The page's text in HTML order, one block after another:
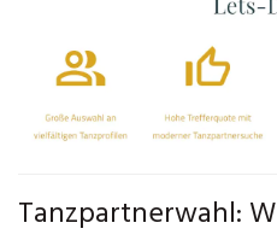
Tanzpartnerwahl: